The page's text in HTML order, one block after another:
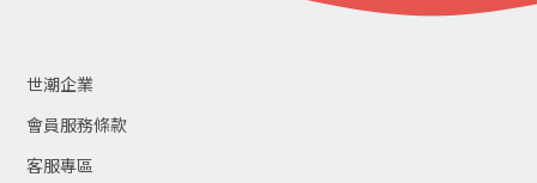
世潮企業
會員服務條款
客服專區